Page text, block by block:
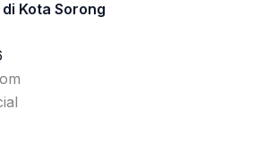
Kota Sorong